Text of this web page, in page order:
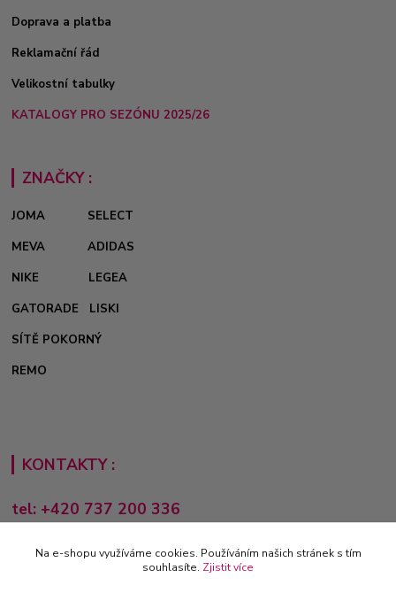
Doprava a platba
Reklamační řád
Velikostní tabulky
KATALOGY PRO SEZÓNU 2025/26
ZNAČKY :
JOMA
SELECT
MEVA
ADIDAS
NIKE
LEGEA
GATORADE
LISKI
SÍTĚ POKORNÝ
REMO
KONTAKTY :
tel: +420 737 200 336
Pondělí-Pátek: 8 - 17 hodin
obchod@e-sporting.cz
Na e-shopu využíváme cookies. Používáním našich stránek s tím
souhlasíte. Zjistit více